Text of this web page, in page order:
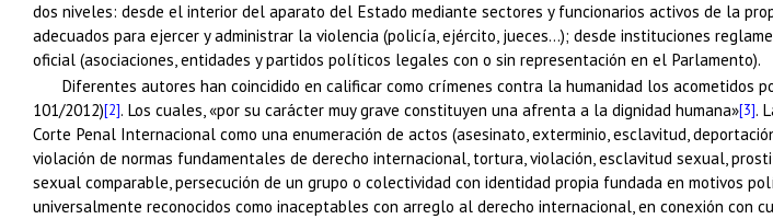
dos niveles: desde el interior del aparato del Estado mediante sectores y funcionarios activos de la
adecuados para ejercer y administrar la violencia (policía, ejército, jueces…); desde instituciones
oficial (asociaciones, entidades y partidos políticos legales con o sin representación en el Parlamento).
Diferentes autores han coincidido en calificar como crímenes contra la humanidad los acometidos
101/2012)[2]. Los cuales, «por su carácter muy grave constituyen una afrenta a la dignidad humana»[3].
Corte Penal Internacional como una enumeración de actos (asesinato, exterminio, esclavitud,
violación de normas fundamentales de derecho internacional, tortura, violación, esclavitud sexual,
sexual comparable, persecución de un grupo o colectividad con identidad propia fundada en motivos
universalmente reconocidos como inaceptables con arreglo al derecho internacional, en conexión con